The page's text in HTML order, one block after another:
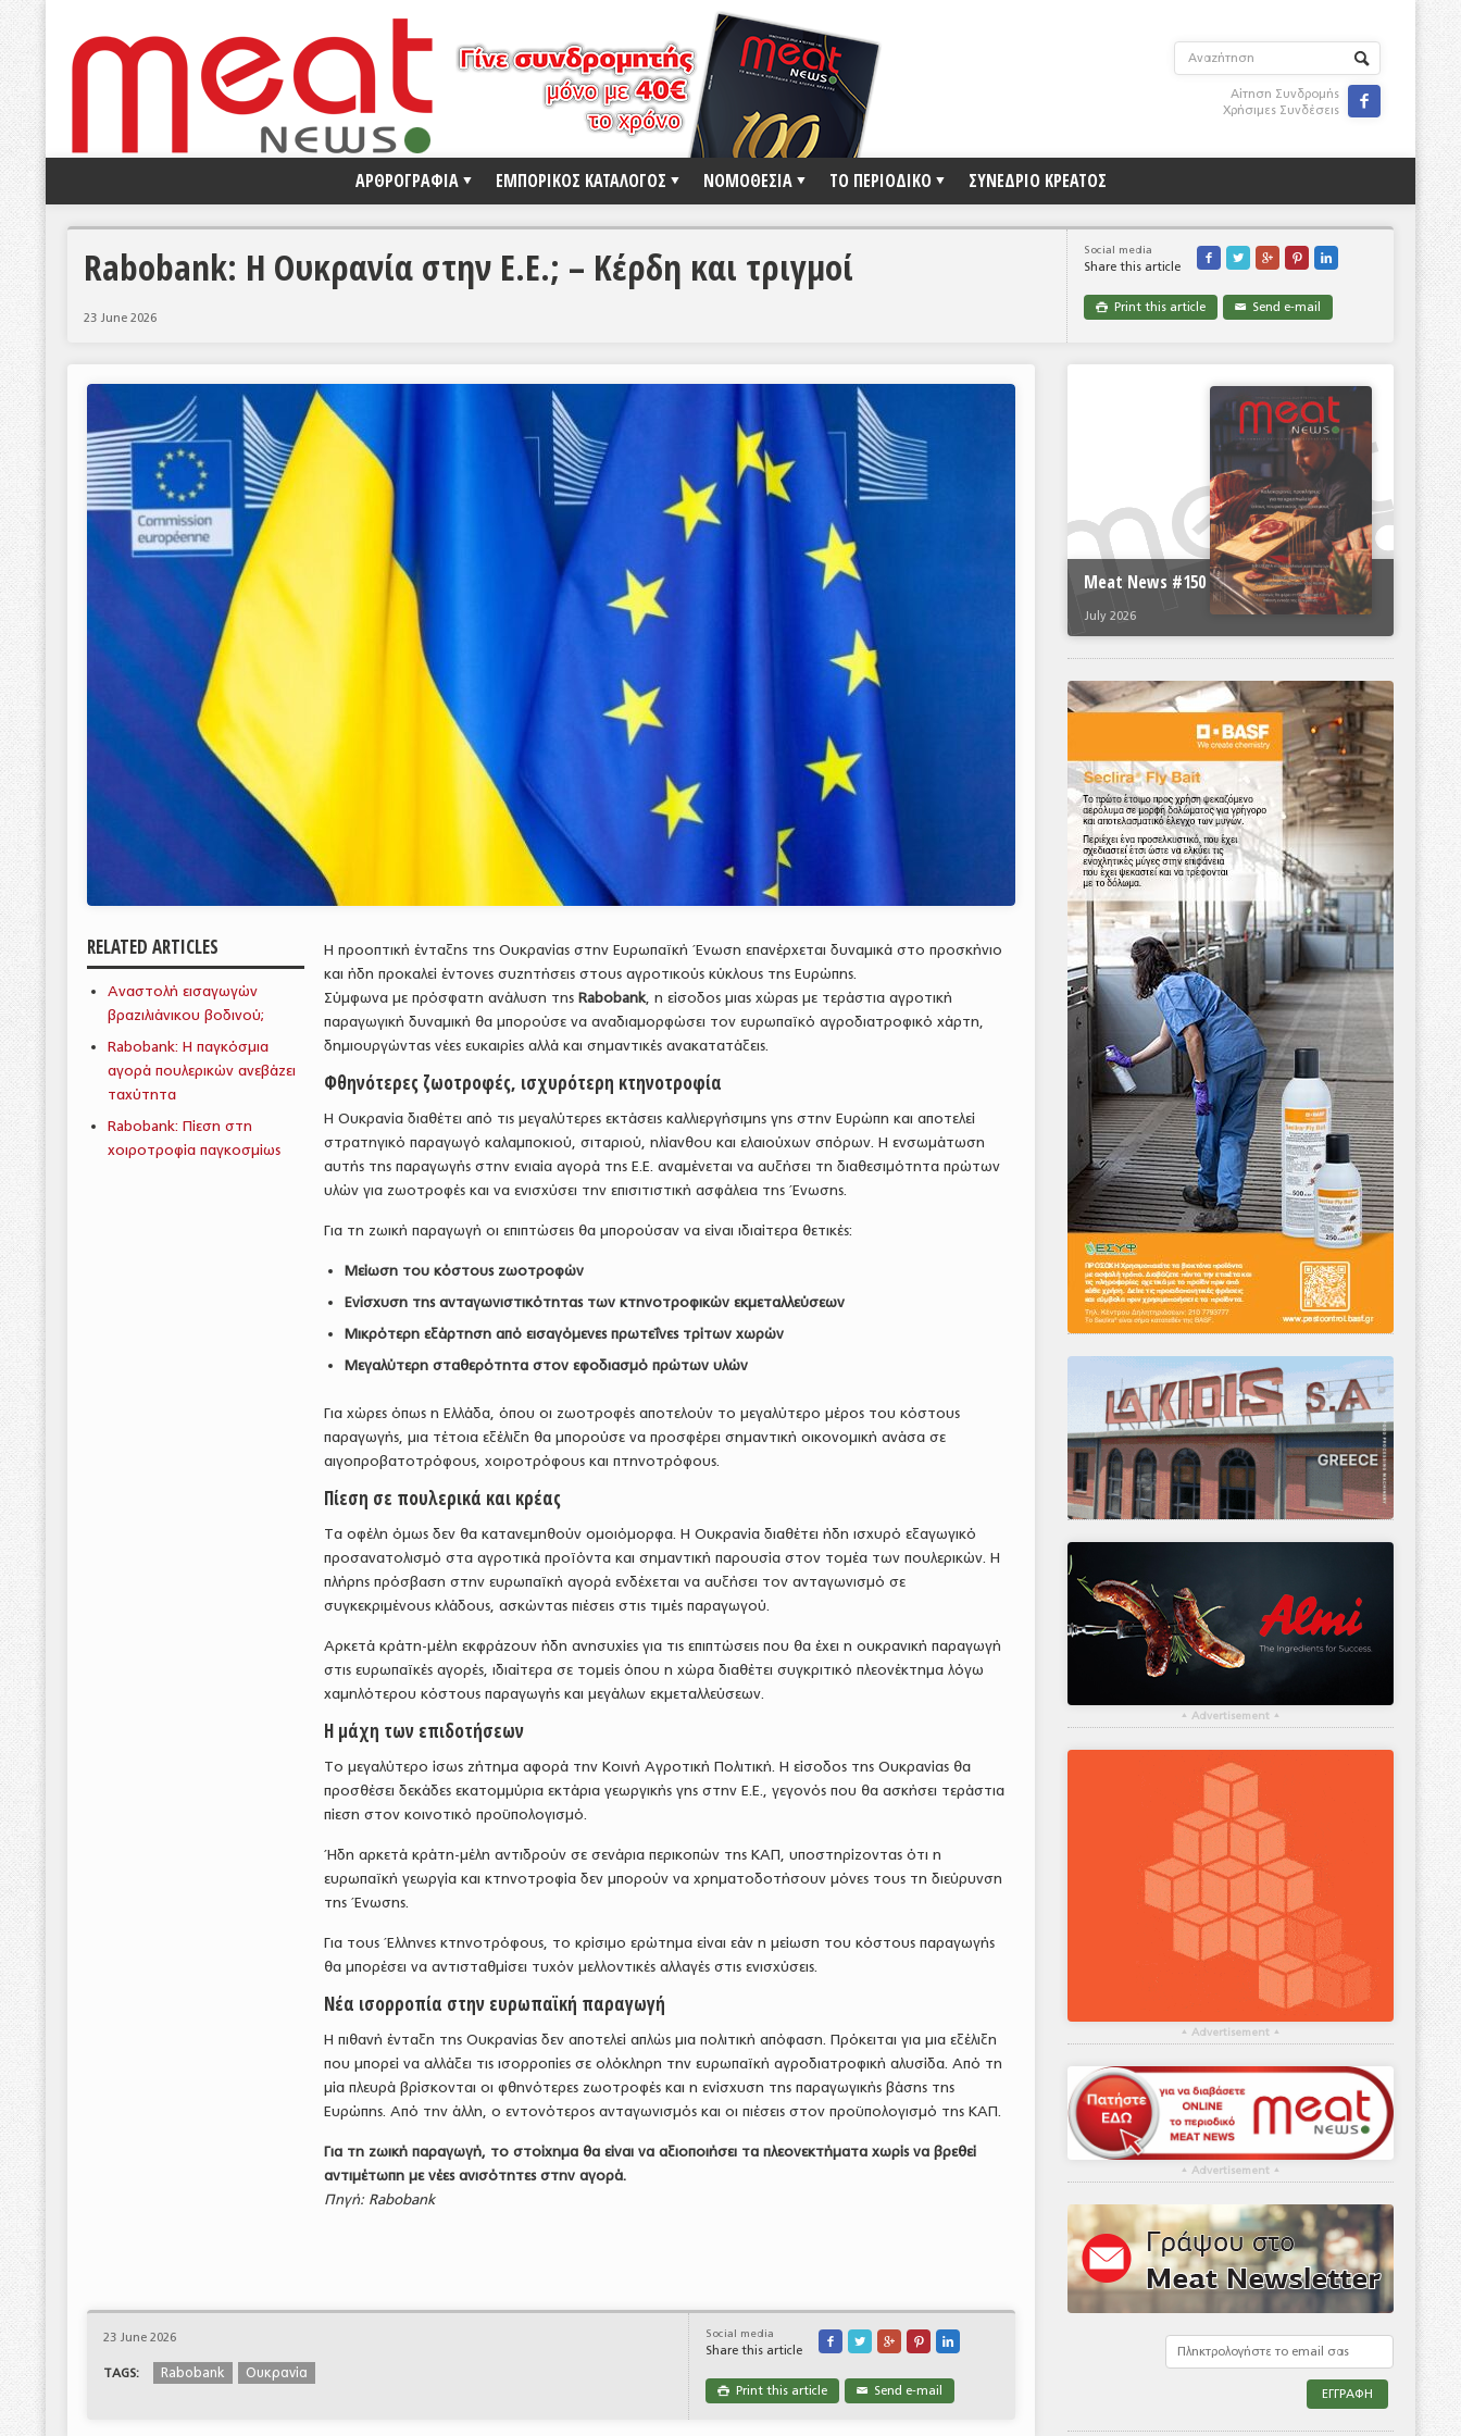
Αίτηση Συνδρομής
Χρήσιμες Συνδέσεις

ΑΡΘΡΟΓΡΑΦΙΑ ΕΜΠΟΡΙΚΟΣ ΚΑΤΑΛΟΓΟΣ ΝΟΜΟΘΕΣΙΑ ΤΟ ΠΕΡΙΟΔΙΚΟ ΣΥΝΕΔΡΙΟ ΚΡΕΑΤΟΣ
Social media
Share this article
    
 Print this article ✉ Send e-mail
Rabobank: Η Ουκρανία στην Ε.Ε.; – Κέρδη και τριγμοί
23 June 2026
RELATED ARTICLES
Αναστολή εισαγωγών
βραζιλιάνικου βοδινού;
Rabobank: Η παγκόσμια
αγορά πουλερικών ανεβάζει
ταχύτητα
Rabobank: Πίεση στη
χοιροτροφία παγκοσμίως
Η προοπτική ένταξης της Ουκρανίας στην Ευρωπαϊκή Ένωση επανέρχεται δυναμικά στο προσκήνιο
και ήδη προκαλεί έντονες συζητήσεις στους αγροτικούς κύκλους της Ευρώπης.
Σύμφωνα με πρόσφατη ανάλυση της Rabobank, η είσοδος μιας χώρας με τεράστια αγροτική
παραγωγική δυναμική θα μπορούσε να αναδιαμορφώσει τον ευρωπαϊκό αγροδιατροφικό χάρτη,
δημιουργώντας νέες ευκαιρίες αλλά και σημαντικές ανακατατάξεις.
Φθηνότερες ζωοτροφές, ισχυρότερη κτηνοτροφία
Η Ουκρανία διαθέτει από τις μεγαλύτερες εκτάσεις καλλιεργήσιμης γης στην Ευρώπη και αποτελεί
στρατηγικό παραγωγό καλαμποκιού, σιταριού, ηλίανθου και ελαιούχων σπόρων. Η ενσωμάτωση
αυτής της παραγωγής στην ενιαία αγορά της Ε.Ε. αναμένεται να αυξήσει τη διαθεσιμότητα πρώτων
υλών για ζωοτροφές και να ενισχύσει την επισιτιστική ασφάλεια της Ένωσης.
Για τη ζωική παραγωγή οι επιπτώσεις θα μπορούσαν να είναι ιδιαίτερα θετικές:
Μείωση του κόστους ζωοτροφών
Ενίσχυση της ανταγωνιστικότητας των κτηνοτροφικών εκμεταλλεύσεων
Μικρότερη εξάρτηση από εισαγόμενες πρωτεΐνες τρίτων χωρών
Μεγαλύτερη σταθερότητα στον εφοδιασμό πρώτων υλών
Για χώρες όπως η Ελλάδα, όπου οι ζωοτροφές αποτελούν το μεγαλύτερο μέρος του κόστους
παραγωγής, μια τέτοια εξέλιξη θα μπορούσε να προσφέρει σημαντική οικονομική ανάσα σε
αιγοπροβατοτρόφους, χοιροτρόφους και πτηνοτρόφους.
Πίεση σε πουλερικά και κρέας
Τα οφέλη όμως δεν θα κατανεμηθούν ομοιόμορφα. Η Ουκρανία διαθέτει ήδη ισχυρό εξαγωγικό
προσανατολισμό στα αγροτικά προϊόντα και σημαντική παρουσία στον τομέα των πουλερικών. Η
πλήρης πρόσβαση στην ευρωπαϊκή αγορά ενδέχεται να αυξήσει τον ανταγωνισμό σε
συγκεκριμένους κλάδους, ασκώντας πιέσεις στις τιμές παραγωγού.
Αρκετά κράτη-μέλη εκφράζουν ήδη ανησυχίες για τις επιπτώσεις που θα έχει η ουκρανική παραγωγή
στις ευρωπαϊκές αγορές, ιδιαίτερα σε τομείς όπου η χώρα διαθέτει συγκριτικό πλεονέκτημα λόγω
χαμηλότερου κόστους παραγωγής και μεγάλων εκμεταλλεύσεων.
Η μάχη των επιδοτήσεων
Το μεγαλύτερο ίσως ζήτημα αφορά την Κοινή Αγροτική Πολιτική. Η είσοδος της Ουκρανίας θα
προσθέσει δεκάδες εκατομμύρια εκτάρια γεωργικής γης στην Ε.Ε., γεγονός που θα ασκήσει τεράστια
πίεση στον κοινοτικό προϋπολογισμό.
Ήδη αρκετά κράτη-μέλη αντιδρούν σε σενάρια περικοπών της ΚΑΠ, υποστηρίζοντας ότι η
ευρωπαϊκή γεωργία και κτηνοτροφία δεν μπορούν να χρηματοδοτήσουν μόνες τους τη διεύρυνση
της Ένωσης.
Για τους Έλληνες κτηνοτρόφους, το κρίσιμο ερώτημα είναι εάν η μείωση του κόστους παραγωγής
θα μπορέσει να αντισταθμίσει τυχόν μελλοντικές αλλαγές στις ενισχύσεις.
Νέα ισορροπία στην ευρωπαϊκή παραγωγή
Η πιθανή ένταξη της Ουκρανίας δεν αποτελεί απλώς μια πολιτική απόφαση. Πρόκειται για μια εξέλιξη
που μπορεί να αλλάξει τις ισορροπίες σε ολόκληρη την ευρωπαϊκή αγροδιατροφική αλυσίδα. Από τη
μία πλευρά βρίσκονται οι φθηνότερες ζωοτροφές και η ενίσχυση της παραγωγικής βάσης της
Ευρώπης. Από την άλλη, ο εντονότερος ανταγωνισμός και οι πιέσεις στον προϋπολογισμό της ΚΑΠ.
Για τη ζωική παραγωγή, το στοίχημα θα είναι να αξιοποιήσει τα πλεονεκτήματα χωρίς να βρεθεί
αντιμέτωπη με νέες ανισότητες στην αγορά.
Πηγή: Rabobank
Social media
Share this article
    
 Print this article ✉ Send e-mail
23 June 2026
TAGS: Rabobank Ουκρανία
Meat News #150
July 2026
▴ Advertisement ▴
▴ Advertisement ▴
▴ Advertisement ▴